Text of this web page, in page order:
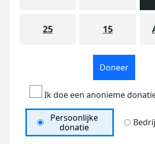
25 15
Doneer
Ik doe een anonieme
Persoonlijke
donatie